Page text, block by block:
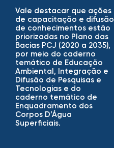
Vale destacar que ações
de capacitação e difusão
de conhecimentos estão
priorizadas no Plano das
Bacias PCJ (2020 a 2035),
por meio do caderno
temático de Educação
Ambiental, Integração e
Difusão de Pesquisas e
Tecnologias e do
caderno temático de
Enquadramento dos
Corpos D’Água
Superficiais.​